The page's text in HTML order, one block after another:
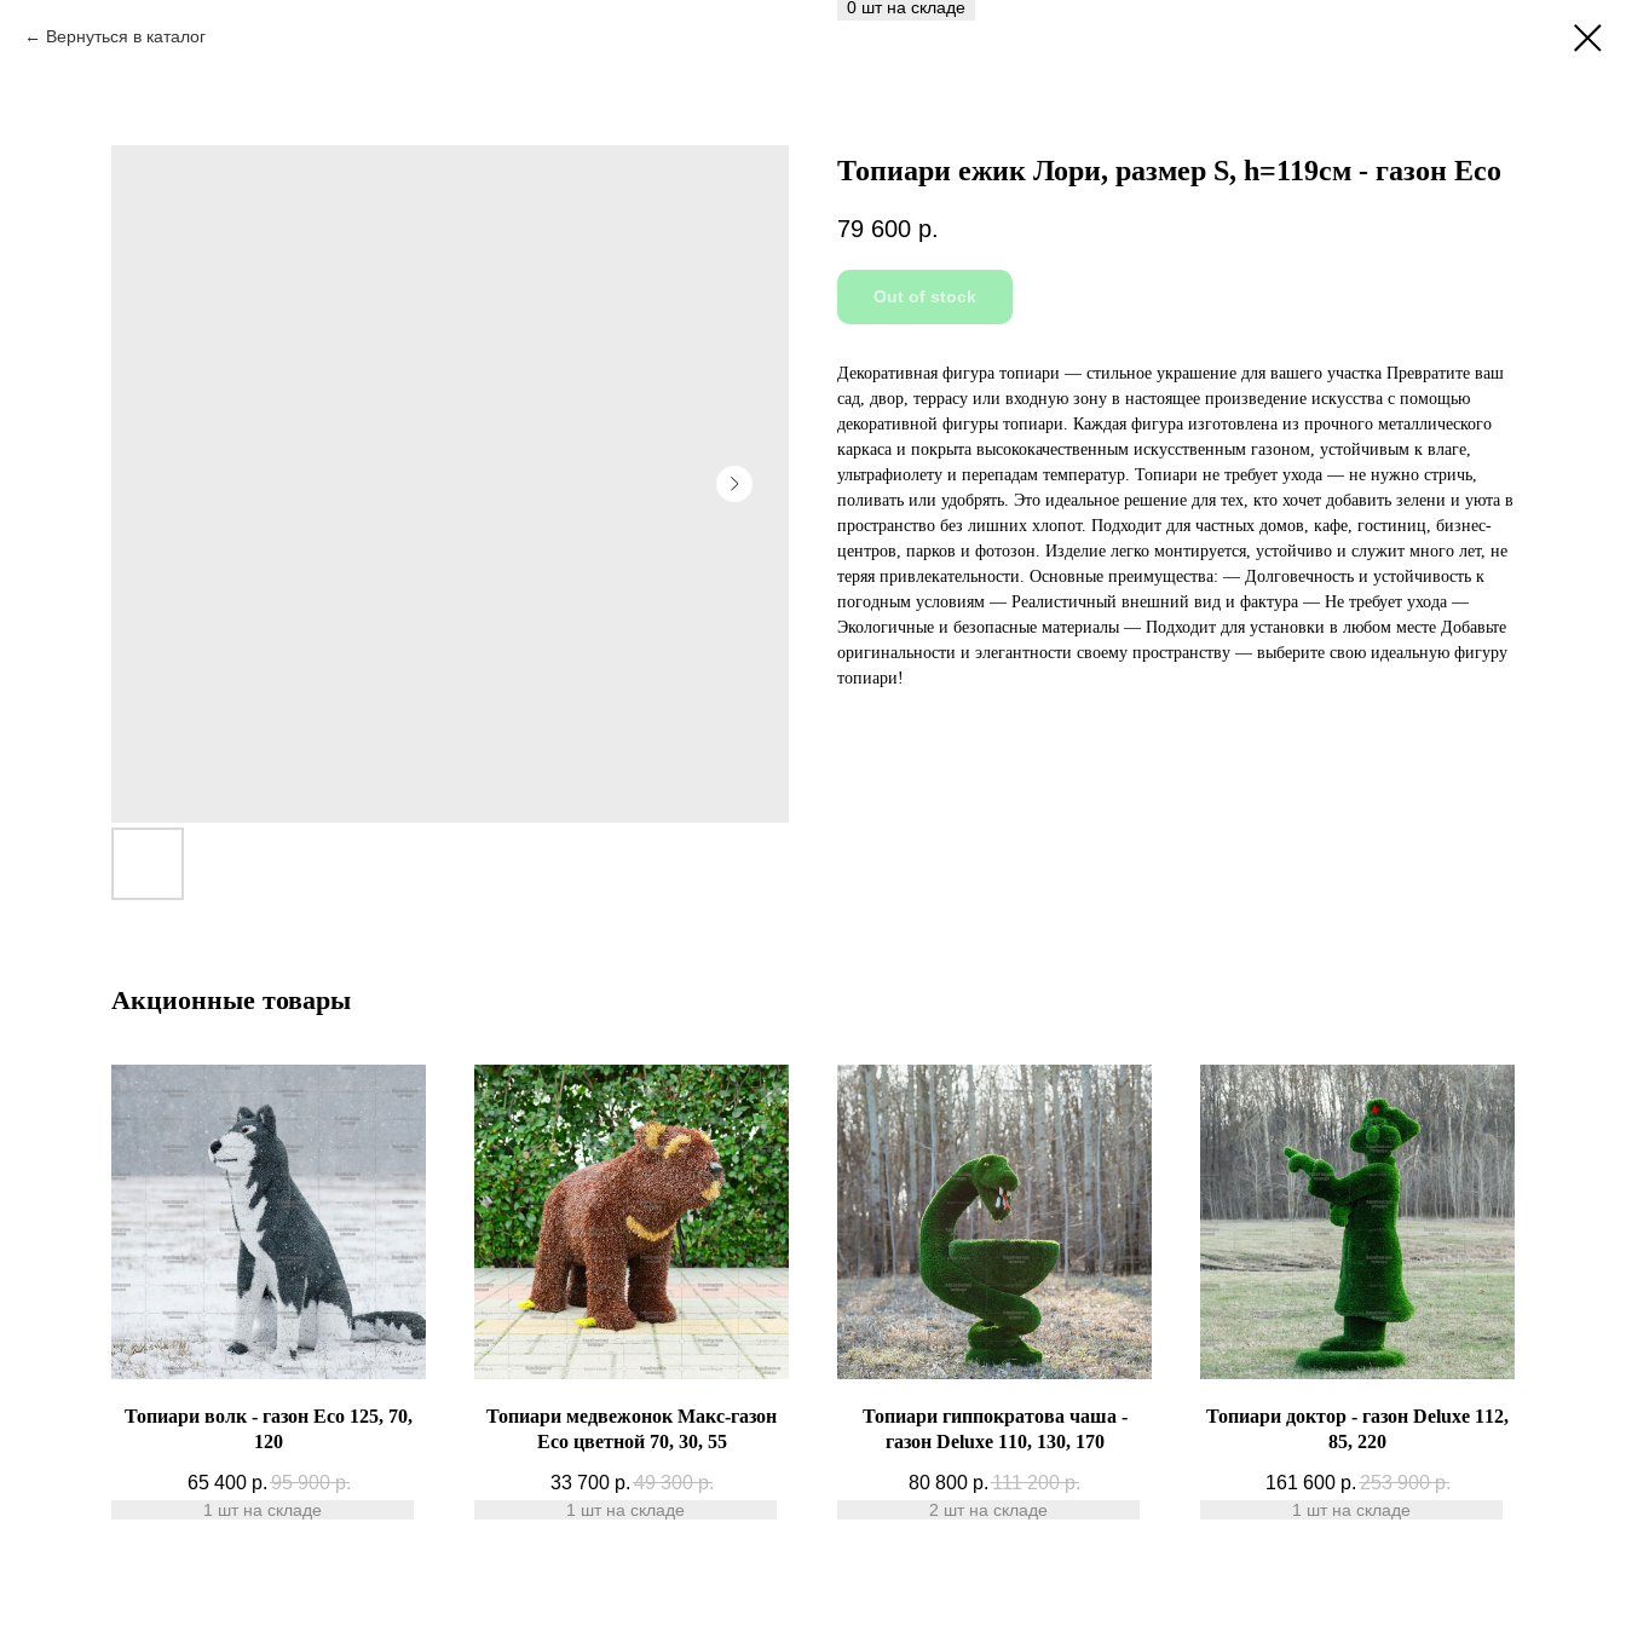
Вернуться в каталог
Топиари ежик Лори, размер S, h=119см - газон Eco
79 600 р.
Out of stock
Декоративная фигура топиари — стильное украшение для вашего участка Превратите ваш
сад, двор, террасу или входную зону в настоящее произведение искусства с помощью
декоративной фигуры топиари. Каждая фигура изготовлена из прочного металлического
каркаса и покрыта высококачественным искусственным газоном, устойчивым к влаге,
ультрафиолету и перепадам температур. Топиари не требует ухода — не нужно стричь,
поливать или удобрять. Это идеальное решение для тех, кто хочет добавить зелени и уюта в
пространство без лишних хлопот. Подходит для частных домов, кафе, гостиниц, бизнес-
центров, парков и фотозон. Изделие легко монтируется, устойчиво и служит много лет, не
теряя привлекательности. Основные преимущества: — Долговечность и устойчивость к
погодным условиям — Реалистичный внешний вид и фактура — Не требует ухода —
Экологичные и безопасные материалы — Подходит для установки в любом месте Добавьте
оригинальности и элегантности своему пространству — выберите свою идеальную фигуру
топиари!
Акционные товары
Топиари волк - газон Eco 125, 70,
120
65 400 р. 95 900 р.
Топиари медвежонок Макс-газон
Eco цветной 70, 30, 55
33 700 р. 49 300 р.
Топиари гиппократова чаша -
газон Deluxe 110, 130, 170
80 800 р. 111 200 р.
Топиари доктор - газон Deluxe 112,
85, 220
161 600 р. 253 900 р.